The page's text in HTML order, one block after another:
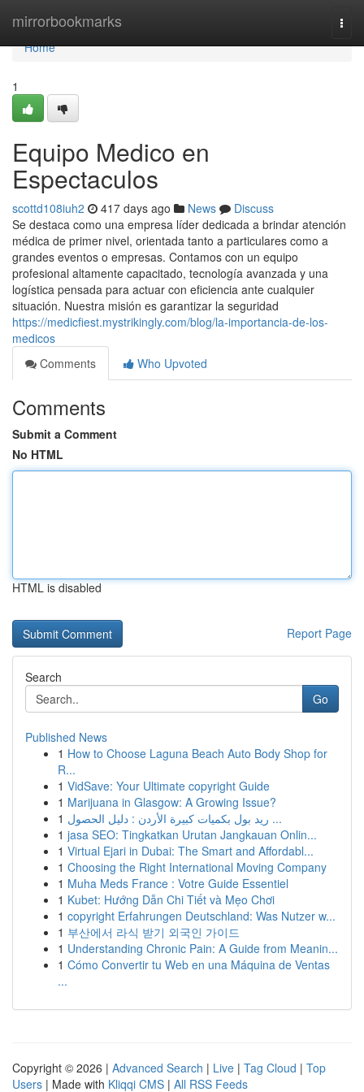
mirrorbookmarks
Home
Home
1
Equipo Medico en
Espectaculos
scottd108iuh2 417 days ago News
Discuss
Se destaca como una empresa líder dedicada a brindar atención
médica de primer nivel, orientada tanto a particulares como a
grandes eventos o empresas. Contamos con un equipo
profesional altamente capacitado, tecnología avanzada y una
logística pensada para actuar con eficiencia ante cualquier
situación. Nuestra misión es garantizar la seguridad
https://medicfiest.mystrikingly.com/blog/la-importancia-de-los-
medicos
Comments
Who Upvoted
Comments
Submit a Comment
No HTML
HTML is disabled
Report Page
Search
Go
Published News
1 How to Choose Laguna Beach Auto Body Shop for
R...
1 VidSave: Your Ultimate copyright Guide
1 Marijuana in Glasgow: A Growing Issue?
1
ريد بول بكميات كبيرة الأردن : دليل الحصول ...
1 jasa SEO: Tingkatkan Urutan Jangkauan Onlin...
1 Virtual Ejari in Dubai: The Smart and Affordabl...
1 Choosing the Right International Moving Company
1 Muha Meds France : Votre Guide Essentiel
1 Kubet: Hướng Dẫn Chi Tiết và Mẹo Chơi
1 copyright Erfahrungen Deutschland: Was Nutzer w...
1 부산에서 라식 받기 외국인 가이드
1 Understanding Chronic Pain: A Guide from Meanin...
1 Cómo Convertir tu Web en una Máquina de Ventas
...
Copyright © 2026 | Advanced Search | Live | Tag Cloud | Top
Users | Made with Kliqqi CMS | All RSS Feeds